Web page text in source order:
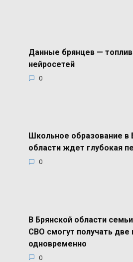
Данные брянцев —
нейросетей
0
Школьное образование в
области ждет глубокая
0
В Брянской области
СВО смогут получать две
одновременно
0